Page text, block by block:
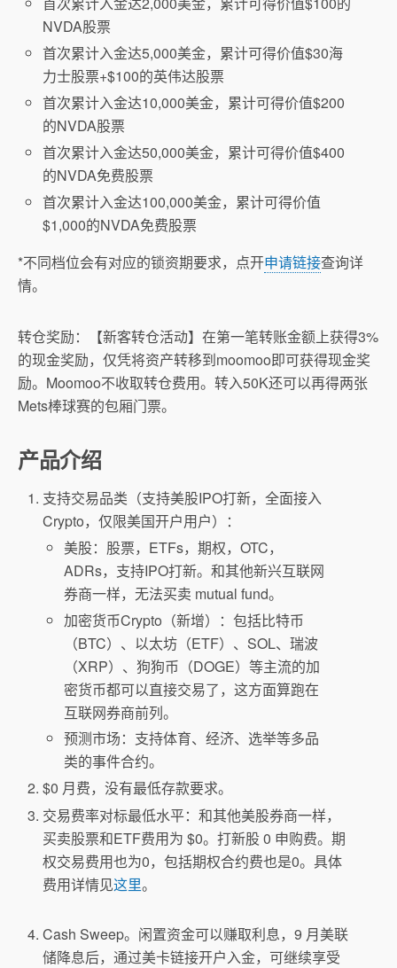
NVDA股票
首次累计入金达5,000美金，累计可得价值$30海
力士股票+$100的英伟达股票
首次累计入金达10,000美金，累计可得价值$200
的NVDA股票
首次累计入金达50,000美金，累计可得价值$400
的NVDA免费股票
首次累计入金达100,000美金，累计可得价值
$1,000的NVDA免费股票
*不同档位会有对应的锁资期要求，点开申请链接查询详
情。
转仓奖励：【新客转仓活动】在第一笔转账金额上获得3%
的现金奖励，仅凭将资产转移到moomoo即可获得现金奖
励。Moomoo不收取转仓费用。转入50K还可以再得两张
Mets棒球赛的包厢门票。
产品介绍
支持交易品类（支持美股IPO打新，全面接入
Crypto，仅限美国开户用户）：
美股：股票，ETFs，期权，OTC，
ADRs，支持IPO打新。和其他新兴互联网
券商一样，无法买卖 mutual fund。
加密货币Crypto（新增）：包括比特币
（BTC）、以太坊（ETF）、SOL、瑞波
（XRP）、狗狗币（DOGE）等主流的加
密货币都可以直接交易了，这方面算跑在
互联网券商前列。
预测市场：支持体育、经济、选举等多品
类的事件合约。
$0 月费，没有最低存款要求。
交易费率对标最低水平：和其他美股券商一样，
买卖股票和ETF费用为 $0。打新股 0 申购费。期
权交易费用也为0，包括期权合约费也是0。具体
费用详情见这里。
Cash Sweep。闲置资金可以赚取利息，9 月美联
储降息后，通过美卡链接开户入金，可继续享受